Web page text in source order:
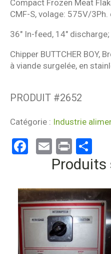
Compact Frozen Meat
CMF-S, volage: 575V/3Ph.
36″ In-feed, 14″
Chipper BUTTCHER BOY,
à viande surgelée, en
PRODUIT #2652
Catégorie : Industrie
Facebook
EmailPrint